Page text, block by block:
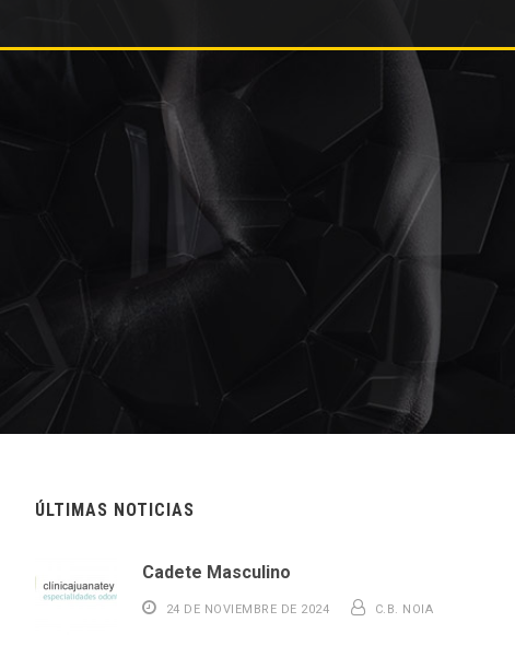
ÚLTIMAS NOTICIAS
Cadete Masculino
24 DE NOVIEMBRE DE 2024 C.B. NOIA